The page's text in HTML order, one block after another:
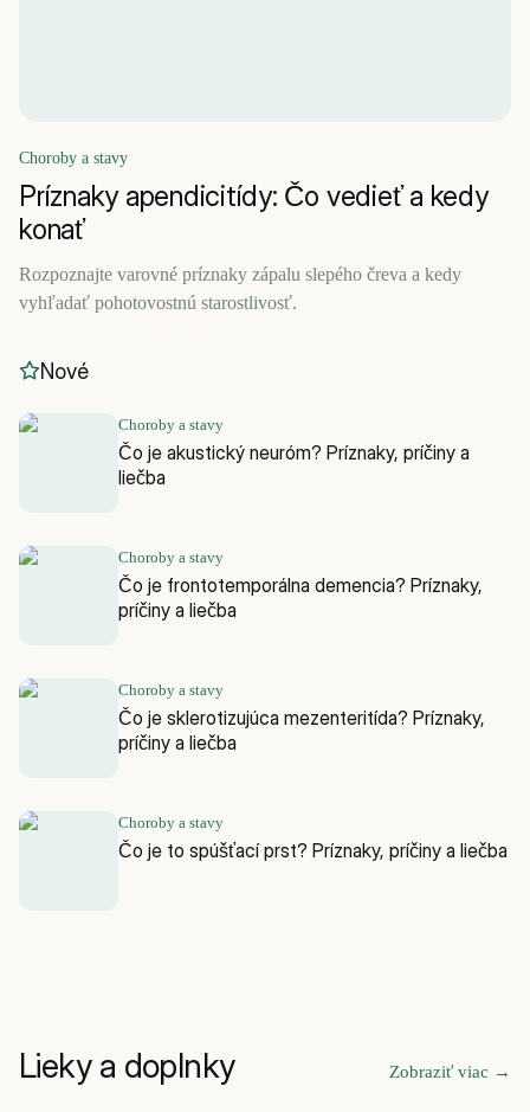
Choroby a stavy
Príznaky apendicitídy: Čo vedieť a kedy
konať
Rozpoznajte varovné príznaky zápalu slepého čreva a kedy
vyhľadať pohotovostnú starostlivosť.
Nové
Choroby a stavy
Čo je akustický neuróm? Príznaky, príčiny a
liečba
Choroby a stavy
Čo je frontotemporálna demencia? Príznaky,
príčiny a liečba
Choroby a stavy
Čo je sklerotizujúca mezenteritída? Príznaky,
príčiny a liečba
Choroby a stavy
Čo je to spúšťací prst? Príznaky, príčiny a liečba
Lieky a doplnky Zobraziť viac →